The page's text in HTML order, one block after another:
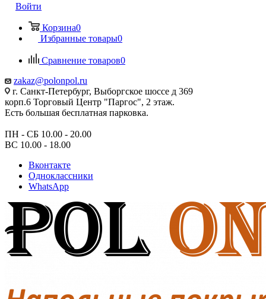
Войти
Корзина0
Избранные товары0
Сравнение товаров0
zakaz@polonpol.ru
г. Санкт-Петербург, Выборгское шоссе д 369
корп.6 Торговый Центр "Паргос", 2 этаж.
Есть большая бесплатная парковка.
ПН - СБ 10.00 - 20.00
ВС 10.00 - 18.00
Вконтакте
Одноклассники
WhatsApp